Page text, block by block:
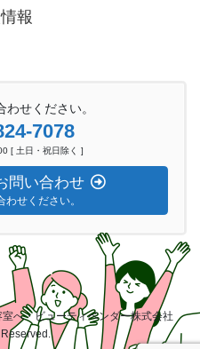
報
せください。
7078
[ 土日・祝日除く ]
問い合わせ
せください。
へ・ビューティベンダー株式会社